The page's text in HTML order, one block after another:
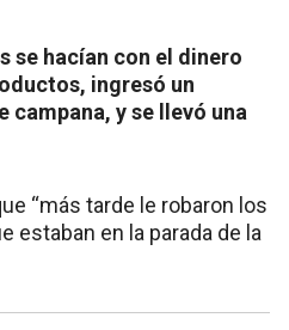
se hacían con el dinero
ingresó un
y se llevó una
“más tarde le robaron los
estaban en la parada de la